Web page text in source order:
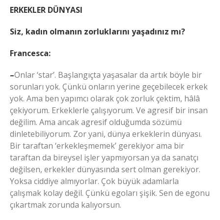
ERKEKLER DÜNYASI
Siz, kadın olmanın zorluklarını yaşadınız mı?
Francesca:
–Onlar ‘star’. Başlangıçta yaşasalar da artık böyle bir
sorunları yok. Çünkü onların yerine geçebilecek erkek
yok. Ama ben yapımcı olarak çok zorluk çektim, hâlâ
çekiyorum. Erkeklerle çalışıyorum. Ve agresif bir insan
değilim. Ama ancak agresif olduğumda sözümü
dinletebiliyorum. Zor yani, dünya erkeklerin dünyası.
Bir taraftan ‘erkekleşmemek’ gerekiyor ama bir
taraftan da bireysel işler yapmıyorsan ya da sanatçı
değilsen, erkekler dünyasında sert olman gerekiyor.
Yoksa ciddiye almıyorlar. Çok büyük adamlarla
çalışmak kolay değil. Çünkü egoları şişik. Sen de egonu
çıkartmak zorunda kalıyorsun.